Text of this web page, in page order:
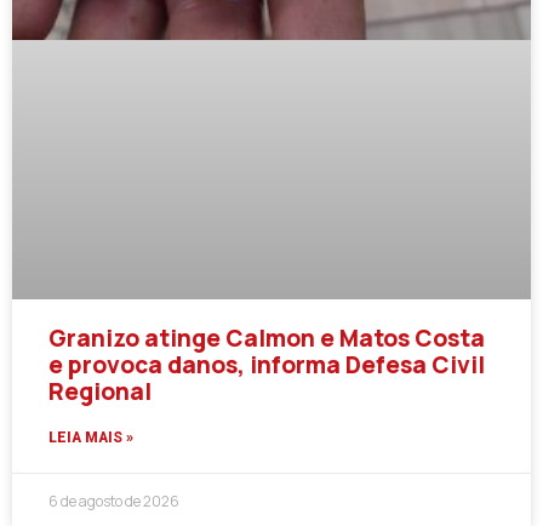
Granizo atinge Calmon e Matos Costa
e provoca danos, informa Defesa Civil
Regional
LEIA MAIS »
6 de agosto de 2026